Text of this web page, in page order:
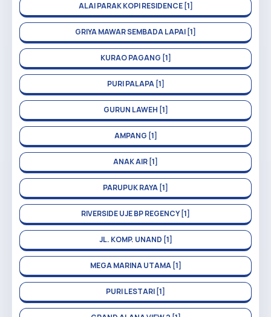
ALAI PARAK KOPI RESIDENCE [1]
GRIYA MAWAR SEMBADA LAPAI [1]
KURAO PAGANG [1]
PURI PALAPA [1]
GURUN LAWEH [1]
AMPANG [1]
ANAK AIR [1]
PARUPUK RAYA [1]
RIVERSIDE UJE BP REGENCY [1]
JL. KOMP. UNAND [1]
MEGA MARINA UTAMA [1]
PURI LESTARI [1]